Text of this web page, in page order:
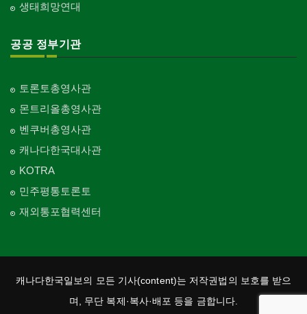
생태희망연대
공공 정부기관
토론토총영사관
몬트리올총영사관
벤쿠버총영사관
캐나다한국대사관
KOTRA
민주평통토론토
재외통포협력센터
캐나다한국일보의 모든 기사(content)는 저작권법의 보호를 받으
며, 무단 복제·복사·배포 등을 금합니다.